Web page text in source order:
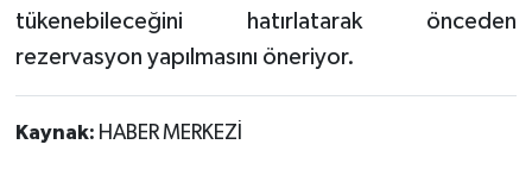
tükenebileceğini hatırlatarak önceden
rezervasyon yapılmasını öneriyor.
Kaynak: HABER MERKEZİ